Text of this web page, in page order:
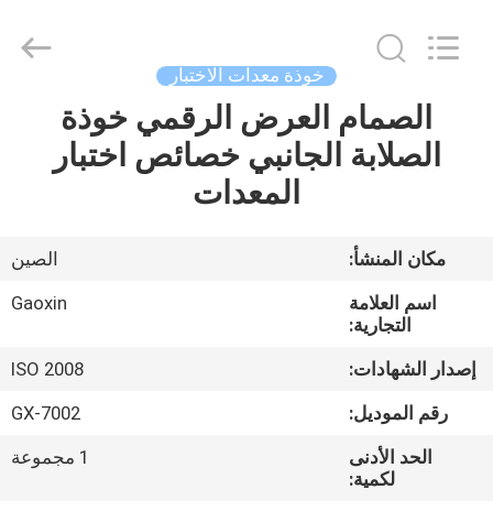
منزل،
معلومات
جولة
خوذة معدات الاختبار
الصمام العرض الرقمي خوذة
الصلابة الجانبي خصائص اختبار
المعدات
مكان المنشأ:
الصين
اسم العلامة
التجارية:
Gaoxin
إصدار الشهادات:
ISO 2008
رقم الموديل:
GX-7002
الحد الأدنى
لكمية:
1 مجموعة